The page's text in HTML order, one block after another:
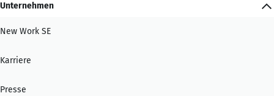
Unternehmen
New Work SE
Karriere
Presse